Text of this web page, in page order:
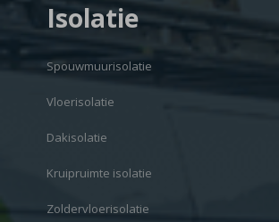
Isolatie
Spouwmuurisolatie
Vloerisolatie
Dakisolatie
Kruipruimte isolatie
Zoldervloerisolatie